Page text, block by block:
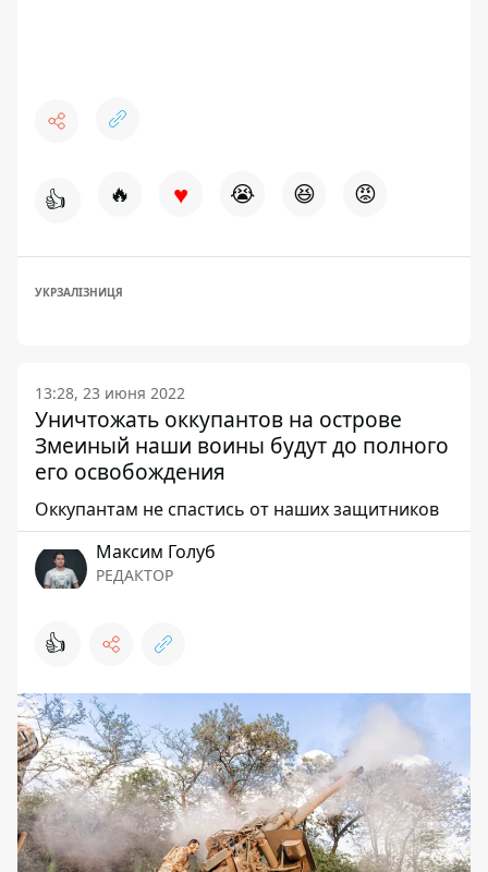
👍 🔥 ♥ 😭 😆 😡
УКРЗАЛІЗНИЦЯ
13:28, 23 июня 2022
Уничтожать оккупантов на острове
Змеиный наши воины будут до полного
его освобождения
Оккупантам не спастись от наших защитников
Максим Голуб
РЕДАКТОР
👍